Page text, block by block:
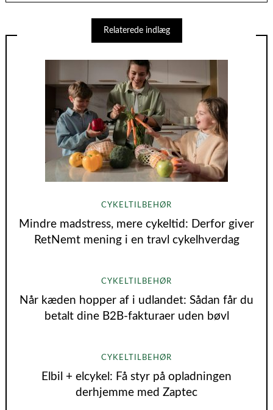
Relaterede indlæg
CYKELTILBEHØR
Mindre madstress, mere cykeltid: Derfor giver
RetNemt mening i en travl cykelhverdag
CYKELTILBEHØR
Når kæden hopper af i udlandet: Sådan får du
betalt dine B2B‑fakturaer uden bøvl
CYKELTILBEHØR
Elbil + elcykel: Få styr på opladningen
derhjemme med Zaptec